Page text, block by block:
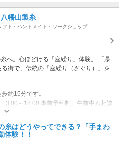
幡山製糸
ト・ハンドメイド・ワークショップ
へ。心ほどける「座繰り」体験。 「県
街で、伝統の「座繰り（ざぐり）」を
約15分です。
～18:00 事前予約制。午前中も相談
い）。 ●月・火：【相談可能】（2日前
糸はどうやってできる？「手まわ
体験！！